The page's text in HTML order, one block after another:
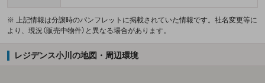
※ 上記情報は分譲時のパンフレットに掲載されていた情報です。社名変更等に
より、現況（販売中物件）と異なる場合があります。
レジデンス小川の地図・周辺環境